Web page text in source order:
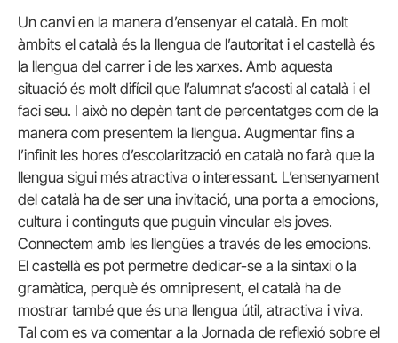
Un canvi en la manera d’ensenyar el català. En molt
àmbits el català és la llengua de l’autoritat i el castellà és
la llengua del carrer i de les xarxes. Amb aquesta
situació és molt difícil que l’alumnat s’acosti al català i el
faci seu. I això no depèn tant de percentatges com de la
manera com presentem la llengua. Augmentar fins a
l’infinit les hores d’escolarització en català no farà que la
llengua sigui més atractiva o interessant. L’ensenyament
del català ha de ser una invitació, una porta a emocions,
cultura i continguts que puguin vincular els joves.
Connectem amb les llengües a través de les emocions.
El castellà es pot permetre dedicar-se a la sintaxi o la
gramàtica, perquè és omnipresent, el català ha de
mostrar també que és una llengua útil, atractiva i viva.
Tal com es va comentar a la Jornada de reflexió sobre el